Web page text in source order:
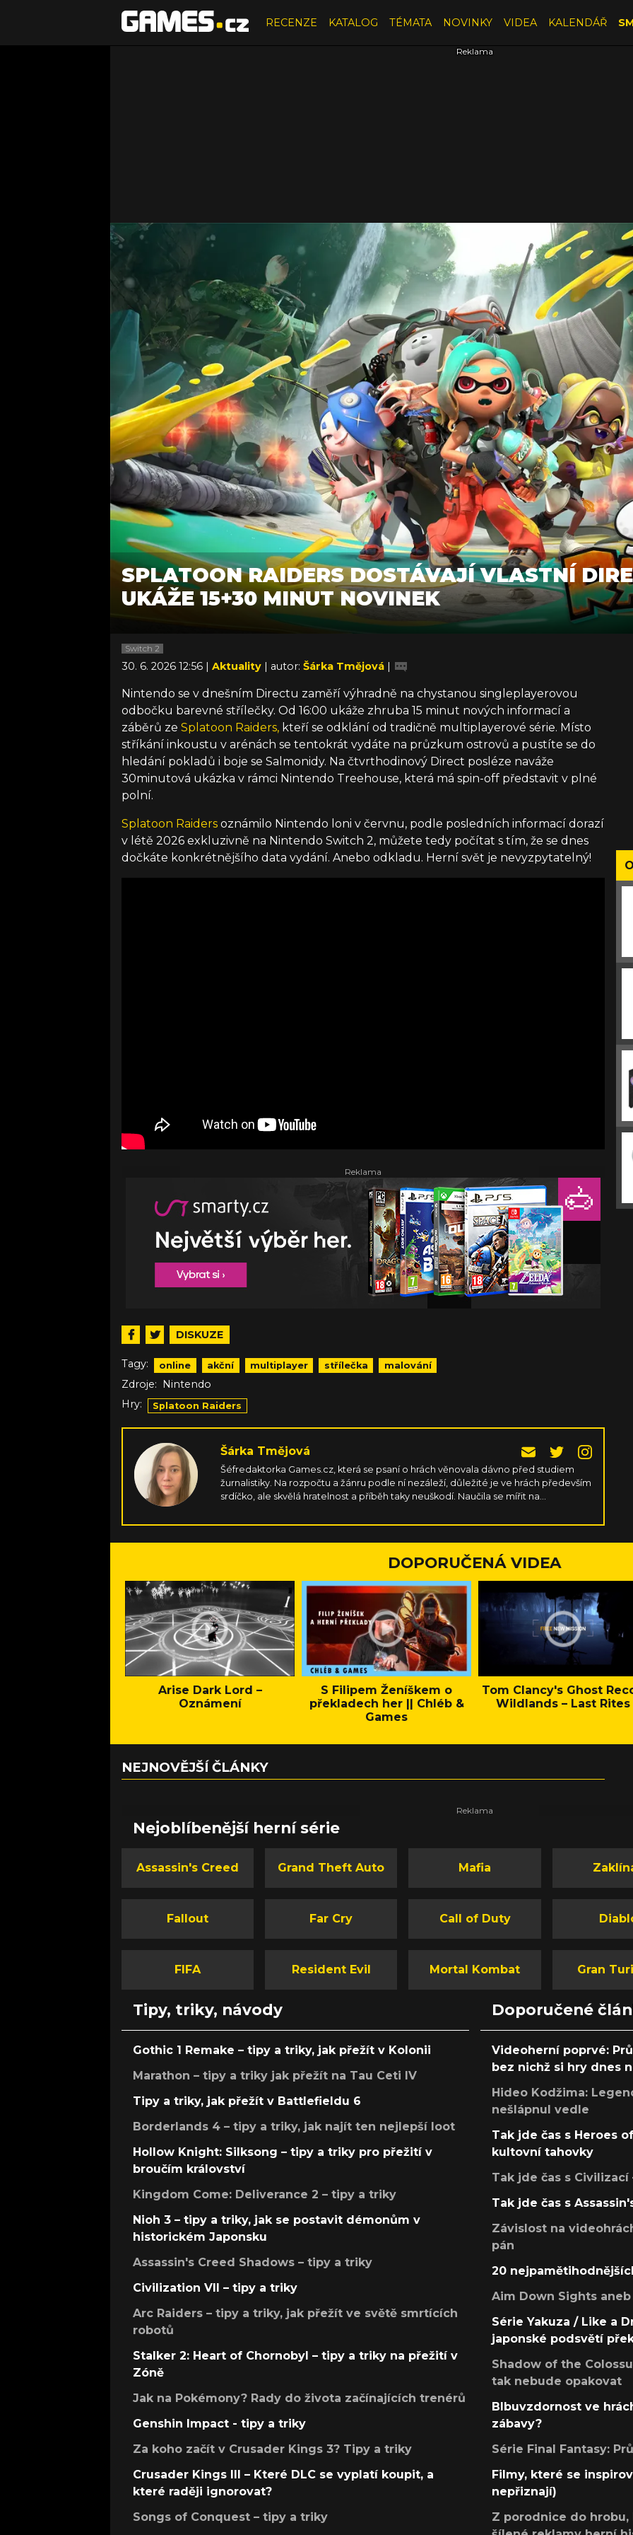
RECENZE KATALOG TÉMATA NOVINKY VIDEA KALENDÁŘ
SPLATOON RAIDERS DOSTÁVAJÍ VLASTNÍ
UKÁŽE 15+30 MINUT NOVINEK
Switch 2
30. 6. 2026 12:56 | Aktuality | autor: Šárka Tmějová |
Nintendo se v dnešním Directu zaměří výhradně na chystanou singleplayerovou
odbočku barevné střílečky. Od 16:00 ukáže zhruba 15 minut nových informací a
záběrů ze Splatoon Raiders, kteří se odklání od tradičně multiplayerové série. Místo
stříkání inkoustu v arénách se tentokrát vydáte na průzkum ostrovů a pustíte se do
hledání pokladů i boje se Salmonidy. Na čtvrthodinový Direct posléze naváže
30minutová ukázka v rámci Nintendo Treehouse, která má spin-off představit v plné
polní.
Splatoon Raiders oznámilo Nintendo loni v červnu, podle posledních informací dorazí
v létě 2026 exkluzivně na Nintendo Switch 2, můžete tedy počítat s tím, že se dnes
dočkáte konkrétnějšího data vydání. Anebo odkladu. Herní svět je nevyzpytatelný!
DISKUZE
Tagy: online akční multiplayer střílečka malování
Zdroje: Nintendo
Hry:
Splatoon Raiders
Šárka Tmějová
Šéfredaktorka Games.cz, která se psaní o hrách věnovala dávno před studiem
žurnalistiky. Na rozpočtu a žánru podle ní nezáleží, důležité je ve hrách především
srdíčko, ale skvělá hratelnost a příběh taky neuškodí. Naučila se mířit na
DOPORUČENÁ VIDEA
Arise Dark Lord –
Oznámení
S Filipem Ženíškem o
překladech her || Chléb &
Games
Tom Clancy's Ghost
Wildlands – Last Rites
NEJNOVĚJŠÍ ČLÁNKY
Nejoblíbenější herní série
Assassin's Creed Grand Theft Auto Mafia
Fallout Far Cry Call of Duty
FIFA Resident Evil Mortal Kombat Gran
Tipy, triky, návody
Gothic 1 Remake – tipy a triky, jak přežít v Kolonii
Marathon – tipy a triky jak přežít na Tau Ceti IV
Tipy a triky, jak přežít v Battlefieldu 6
Borderlands 4 – tipy a triky, jak najít ten nejlepší loot
Hollow Knight: Silksong – tipy a triky pro přežití v
broučím království
Kingdom Come: Deliverance 2 – tipy a triky
Nioh 3 – tipy a triky, jak se postavit démonům v
historickém Japonsku
Assassin's Creed Shadows – tipy a triky
Civilization VII – tipy a triky
Arc Raiders – tipy a triky, jak přežít ve světě smrtících
robotů
Stalker 2: Heart of Chornobyl – tipy a triky na přežití v
Zóně
Jak na Pokémony? Rady do života začínajících trenérů
Genshin Impact - tipy a triky
Za koho začít v Crusader Kings 3? Tipy a triky
Crusader Kings III – Které DLC se vyplatí koupit, a
které raději ignorovat?
Songs of Conquest – tipy a triky
Doporučené
Videoherní poprvé:
bez nichž si hry dnes
Hideo Kodžima:
nešlápnul vedle
Tak jde čas s Heroes
kultovní tahovky
Tak jde čas s
Tak jde čas s
Závislost na
pán
20
Aim Down Sights
Série Yakuza / Like a
japonské podsvětí
Shadow of the
tak nebude opakovat
Blbuvzdornost ve
zábavy?
Série Final Fantasy:
Filmy, které se
nepřiznají)
Z porodnice do hrobu,